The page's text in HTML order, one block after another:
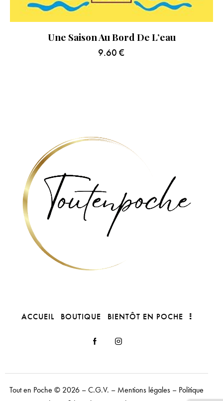
Une Saison Au Bord De L’eau
9.60 €
ACCUEIL BOUTIQUE BIENTÔT EN POCHE
Tout en Poche © 2026 –C.G.V. – Mentions légales – Politique